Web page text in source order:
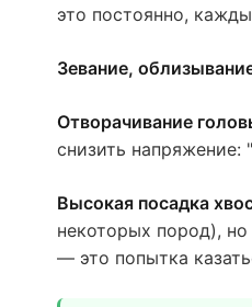
это постоянно,
Зевание,
Отворачивание
снизить напряжение:
Высокая посадка
некоторых пород),
— это попытка